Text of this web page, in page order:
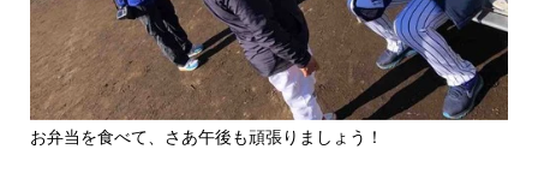
お弁当を食べて、さあ午後も頑張りましょう！